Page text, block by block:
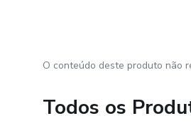
O conteúdo deste produto não
Todos os